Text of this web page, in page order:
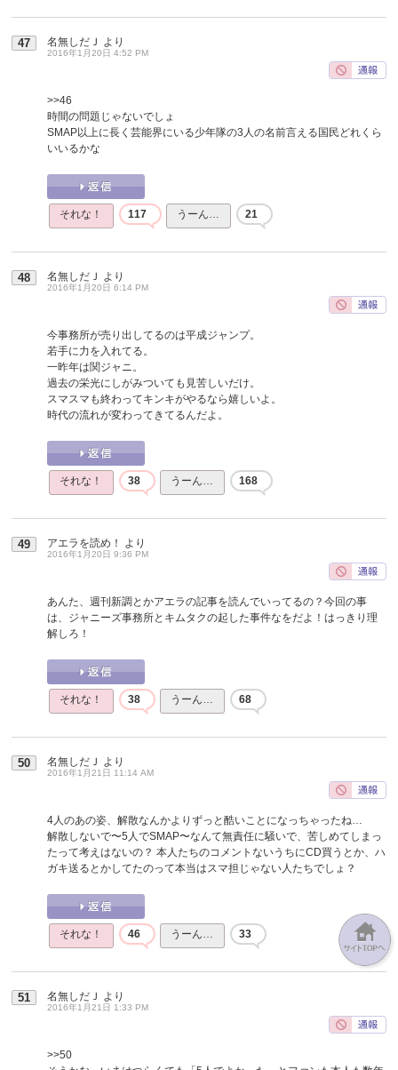
47 名無しだＪ より
2016年1月20日 4:52 PM
>>46
時間の問題じゃないでしょ
SMAP以上に長く芸能界にいる少年隊の3人の名前言える国民どれくら
いいるかな
それな！ 117 うーん… 21
48 名無しだＪ より
2016年1月20日 6:14 PM
今事務所が売り出してるのは平成ジャンプ。
若手に力を入れてる。
一昨年は関ジャニ。
過去の栄光にしがみついても見苦しいだけ。
スマスマも終わってキンキがやるなら嬉しいよ。
時代の流れが変わってきてるんだよ。
それな！ 38 うーん… 168
49 アエラを読め！ より
2016年1月20日 9:36 PM
あんた、週刊新調とかアエラの記事を読んでいってるの？今回の事
は、ジャニーズ事務所とキムタクの起した事件なをだよ！はっきり理
解しろ！
それな！ 38 うーん… 68
50 名無しだＪ より
2016年1月21日 11:14 AM
4人のあの姿、解散なんかよりずっと酷いことになっちゃったね…
解散しないで〜5人でSMAP〜なんて無責任に騒いで、苦しめてしまっ
たって考えはないの？ 本人たちのコメントないうちにCD買うとか、ハ
ガキ送るとかしてたのって本当はスマ担じゃない人たちでしょ？
それな！ 46 うーん… 33
51 名無しだＪ より
2016年1月21日 1:33 PM
>>50